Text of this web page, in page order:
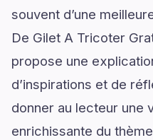
souvent d’une
De Gilet A Tricoter
propose une
d’inspirations et de
donner au lecteur une
enrichissante du